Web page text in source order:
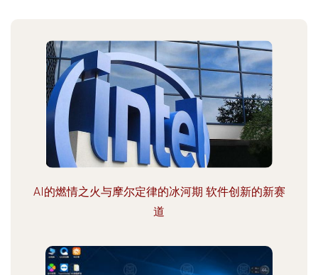
AI的燃情之火与摩尔定律的冰河期 软件创新的新赛
道